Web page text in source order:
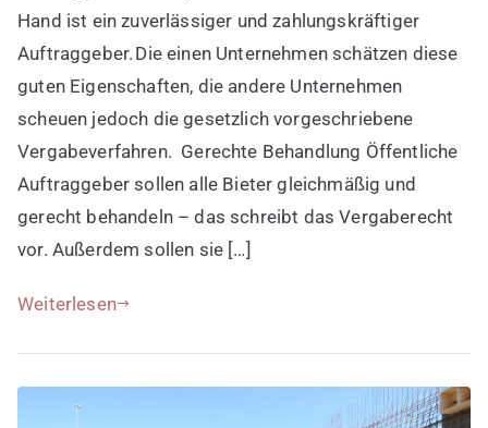
Hand ist ein zuverlässiger und zahlungskräftiger
Auftraggeber. Die einen Unternehmen schätzen diese
guten Eigenschaften, die andere Unternehmen
scheuen jedoch die gesetzlich vorgeschriebene
Vergabeverfahren. Gerechte Behandlung Öffentliche
Auftraggeber sollen alle Bieter gleichmäßig und
gerecht behandeln – das schreibt das Vergaberecht
vor. Außerdem sollen sie […]
Weiterlesen